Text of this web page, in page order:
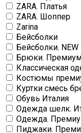
ZARA. Платья
ZARA. Шоппер
Zarina
Бейсболки
Бейсболки.
Брюки.
Классическая
Костюмы
Куртки смесь
Обувь Италия
Одежда шелк.
Одежда.
Пиджаки.